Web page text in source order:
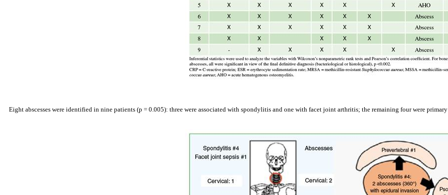
Eight abscesses were identifiedin nine patients (p = 0.005): three were associated with spondylitisand one with facet joint arthritis; the remaining four were primary